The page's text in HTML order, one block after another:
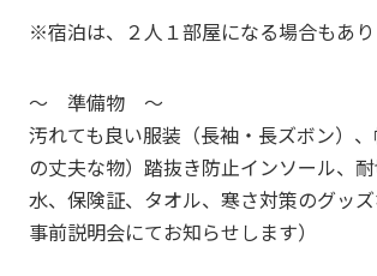
※宿泊は、２人１部屋になる場合もあり
～ 準備物 ～
汚れても良い服装（長袖・長ズボン）
の丈夫な物）踏抜き防止インソール、
水、保険証、タオル、寒さ対策のグッズ
事前説明会にてお知らせします）